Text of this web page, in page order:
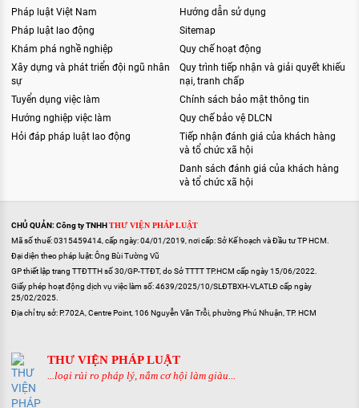
Pháp luật Việt Nam
Pháp luật lao động
Khám phá nghề nghiệp
Xây dựng và phát triển đội ngũ nhân
sự
Tuyển dụng việc làm
Hướng nghiệp việc làm
Hỏi đáp pháp luật lao động
Hướng dẫn sử dụng
Sitemap
Quy chế hoạt động
Quy trình tiếp nhận và giải quyết khiếu
nại, tranh chấp
Chính sách bảo mật thông tin
Quy chế bảo vệ DLCN
Tiếp nhận đánh giá của khách hàng
và tổ chức xã hội
Danh sách đánh giá của khách hàng
và tổ chức xã hội
CHỦ QUẢN: Công ty TNHHTHƯ VIỆN PHÁP LUẬT
Mã số thuế: 0315459414, cấp ngày: 04/01/2019, nơi cấp: Sở Kế hoạch và Đầu tư TP HCM.
Đại diện theo pháp luật: Ông Bùi Tường Vũ
GP thiết lập trang TTĐTTH số 30/GP-TTĐT, do Sở TTTT TP.HCM cấp ngày 15/06/2022.
Giấy phép hoạt động dịch vụ việc làm số: 4639/2025/10/SLĐTBXH-VLATLĐ cấp ngày
25/02/2025.
Địa chỉ trụ sở: P.702A, Centre Point, 106 Nguyễn Văn Trỗi, phường Phú Nhuận, TP. HCM
THƯ VIỆN PHÁP LUẬT
...loại rủi ro pháp lý, nắm cơ hội làm giàu...